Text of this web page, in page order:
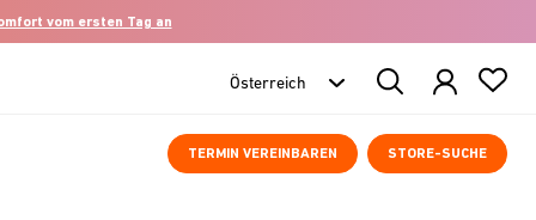
vom ersten Tag an
Search
Products
TERMIN VEREINBAREN STORE-SUCHE